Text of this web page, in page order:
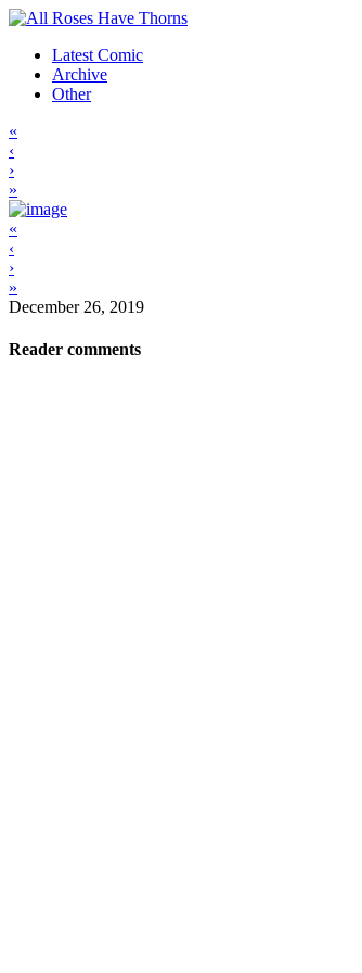
Latest Comic
Archive
Other
«
‹
›
»
«
‹
›
»
December 26, 2019
Reader comments